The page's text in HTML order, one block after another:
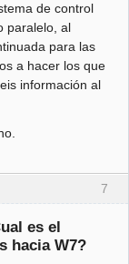
de control
paralelo, al
para las
a hacer los que
información al
7
es el
hacia W7?